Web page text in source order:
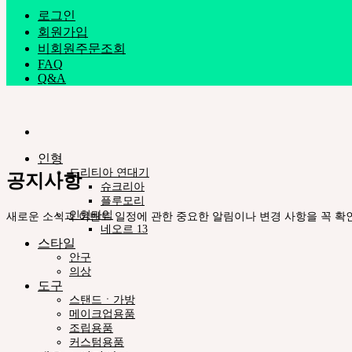
로그인
회원가입
비회원주문조회
FAQ
Q&A
인형
드리티아 연대기
슈크리아
플루모리
인형타입
네오르 13
스타일
안구
의상
도구
스탠드ㆍ가방
메이크업용품
조립용품
커스텀용품
공지사항
새로운 소식과 이벤트 일정에 관한 중요한 알림이나 변경 사항을 꼭 확